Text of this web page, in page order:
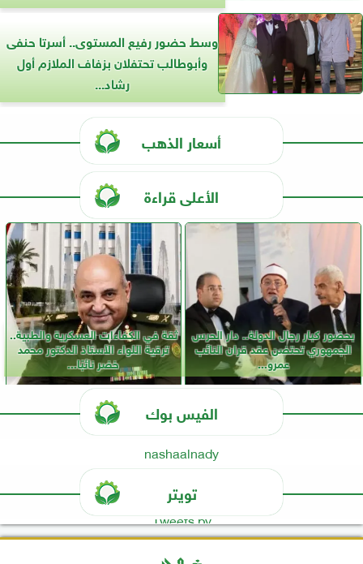
وسط حضور رفيع المستوى.. أسرتا حنفى
وأبوطالب تحتفلان بزفاف الملازم أول
رشاد...
أسعار الذهب
الأعلى قراءة
بحضور كبار رجال الدولة.. دار الحرس
الجمهوري تحتضن عقد قران النائب
عمرو...
ثقة في الكفاءات العسكرية والطبية..
ترقية اللواء الأستاذ الدكتور محمد
خضر نائبًا...
الفيس بوك
nashaalnady
تويتر
Tweets by